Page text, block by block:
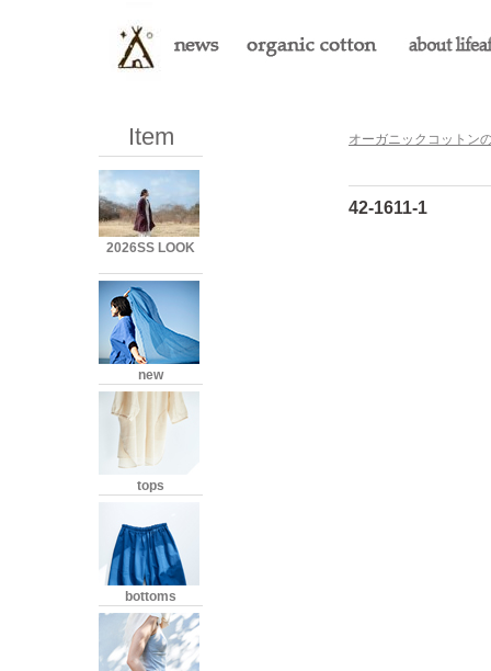
オーガニックコットン
42-1611-1
Item
2026SS LOOK
new
tops
bottoms